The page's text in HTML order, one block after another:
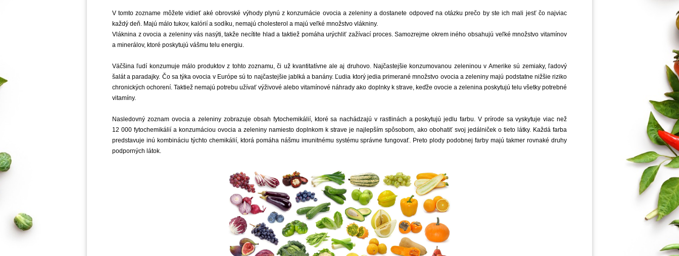
V tomto zozname môžete vidieť aké obrovské výhody plynú z konzumácie ovocia a zeleniny a dostanete odpoveď na otázku prečo by ste ich mali jesť čo najviac
každý deň. Majú málo tukov, kalórií a sodíku, nemajú cholesterol a majú veľké množstvo vlákniny.
Vláknina z ovocia a zeleniny vás nasýti, takže necítite hlad a taktiež pomáha urýchliť zažívací proces. Samozrejme okrem iného obsahujú veľké množstvo vitamínov
a minerálov, ktoré poskytujú vášmu telu energiu.
Väčšina ľudí konzumuje málo produktov z tohto zoznamu, či už kvantitatívne ale aj druhovo. Najčastejšie konzumovanou zeleninou v Amerike sú zemiaky, ľadový
šalát a paradajky. Čo sa týka ovocia v Európe sú to najčastejšie jablká a banány. Ľudia ktorý jedia primerané množstvo ovocia a zeleniny majú podstatne nižšie riziko
chronických ochorení. Taktiež nemajú potrebu užívať výživové alebo vitamínové náhrady ako doplnky k strave, keďže ovocie a zelenina poskytujú telu všetky potrebné
vitamíny.
Nasledovný zoznam ovocia a zeleniny zobrazuje obsah fytochemikálií, ktoré sa nachádzajú v rastlinách a poskytujú jedlu farbu. V prírode sa vyskytuje viac než
12 000 fytochemikálií a konzumáciou ovocia a zeleniny namiesto doplnkom k strave je najlepším spôsobom, ako obohatiť svoj jedálniček o tieto látky. Každá farba
predstavuje inú kombináciu týchto chemikálií, ktorá pomáha nášmu imunitnému systému správne fungovať. Preto plody podobnej farby majú takmer rovnaké druhy
podporných látok.